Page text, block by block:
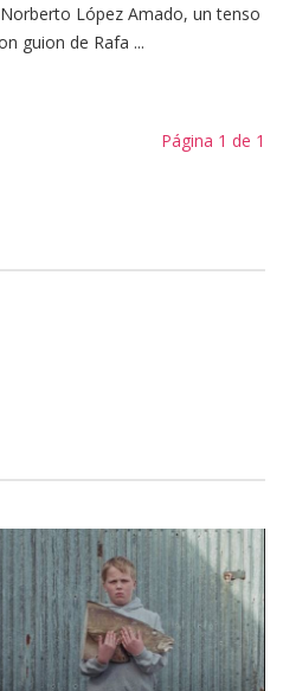
López Amado, un tenso
guion de Rafa ...
Página 1 de 1